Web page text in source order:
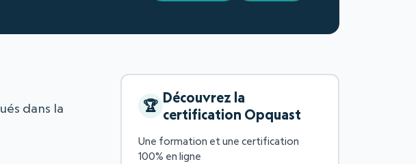
Découvrez la
certification Opquast
Une formation et une certification
100% en ligne
dans la